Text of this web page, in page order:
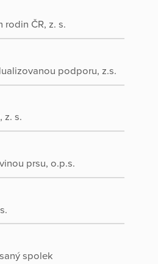
rodin ČR, z. s.
podporu, z.s.
z. s.
prsu, o.p.s.
spolek